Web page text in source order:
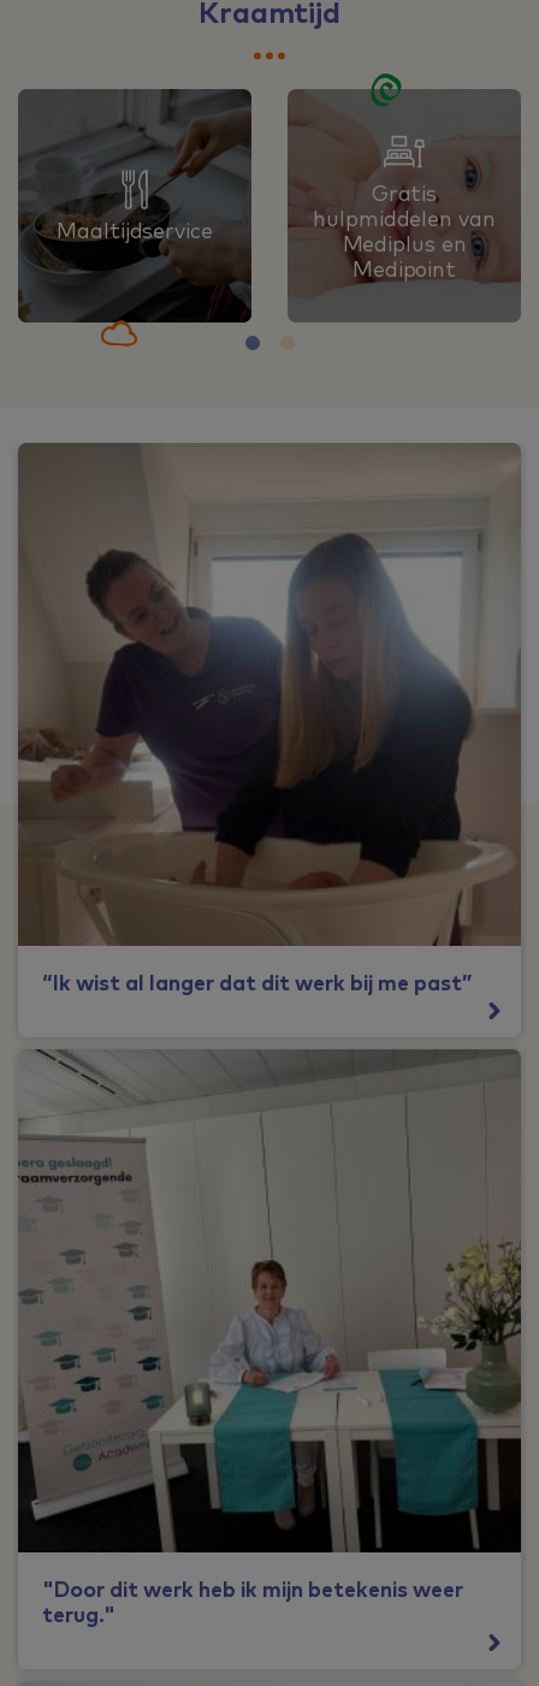
Kraamtijd
Maaltijdservice
Gratis
hulpmiddelen van
Mediplus en
Medipoint
“Ik wist al langer dat dit werk bij me past”
"Door dit werk heb ik mijn betekenis weer
terug."